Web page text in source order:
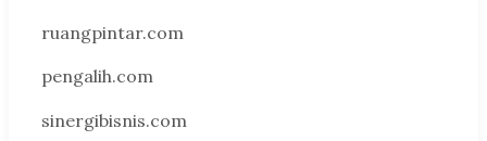
ruangpintar.com
pengalih.com
sinergibisnis.com